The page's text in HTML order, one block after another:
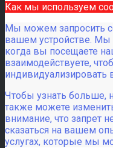
Как мы используем
Мы можем запросить
вашем устройстве. Мы
когда вы посещаете
взаимодействуете,
индивидуализировать
Чтобы узнать больше,
также можете
внимание, что запрет
сказаться на вашем
услугах, которые мы